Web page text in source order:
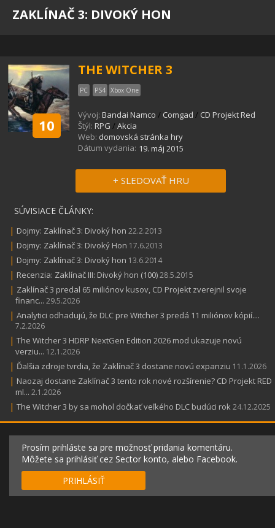
ZAKLÍNAČ 3: DIVOKÝ HON
10
THE WITCHER 3
PC PS4 Xbox One
Vývoj: Bandai Namco / Comgad / CD Projekt Red
Štýl: RPG / Akcia
Web: domovská stránka hry
Dátum vydania: 19. máj 2015
+ SLEDOVAŤ HRU
SÚVISIACE ČLÁNKY:
| Dojmy: Zaklínač 3: Divoký hon 22.2.2013
| Dojmy: Zaklínač 3: Divoký Hon 17.6.2013
| Dojmy: Zaklínač 3: Divoký hon 13.6.2014
| Recenzia: Zaklínač III: Divoký hon (100)28.5.2015
| Zaklínač 3 predal 65 miliónov kusov, CD Projekt zverejnil svoje
financ... 29.5.2026
| Analytici odhadujú, že DLC pre Witcher 3 predá 11 miliónov kópií....
7.2.2026
| The Witcher 3 HDRP NextGen Edition 2026 mod ukazuje novú
verziu... 12.1.2026
| Ďalšia zdroje tvrdia, že Zaklínač 3 dostane novú expanziu 11.1.2026
| Naozaj dostane Zaklínač 3 tento rok nové rozšírenie? CD Projekt RED
ml... 2.1.2026
| The Witcher 3 by sa mohol dočkať veľkého DLC budúci rok24.12.2025
Prosím prihláste sa pre možnosť pridania komentáru.
Môžete sa prihlásiť cez Sector konto, alebo Facebook.
PRIHLÁSIŤ